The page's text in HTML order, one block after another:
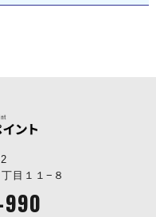
目１１−８